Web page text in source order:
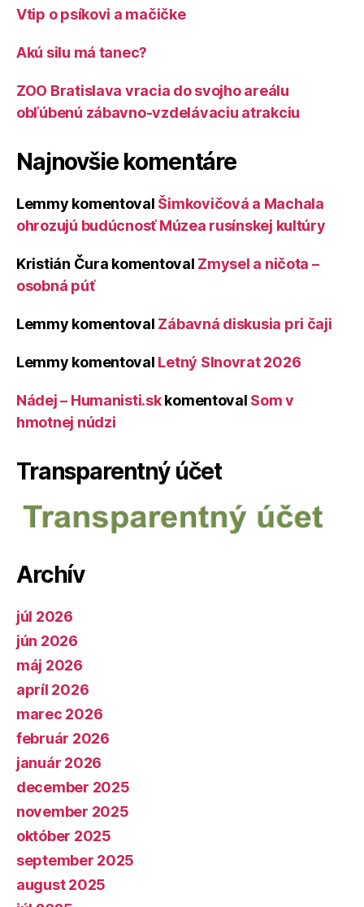
Vtip o psíkovi a mačičke
Akú silu má tanec?
ZOO Bratislava vracia do svojho areálu
obľúbenú zábavno-vzdelávaciu atrakciu
Najnovšie komentáre
Lemmy komentoval Šimkovičová a Machala
ohrozujú budúcnosť Múzea rusínskej kultúry
Kristián Čura komentoval Zmysel a ničota –
osobná púť
Lemmy komentoval Zábavná diskusia pri čaji
Lemmy komentoval Letný Slnovrat 2026
Nádej – Humanisti.skkomentoval Som v
hmotnej núdzi
Transparentný účet
Archív
júl 2026
jún 2026
máj 2026
apríl 2026
marec 2026
február 2026
január 2026
december 2025
november 2025
október 2025
september 2025
august 2025